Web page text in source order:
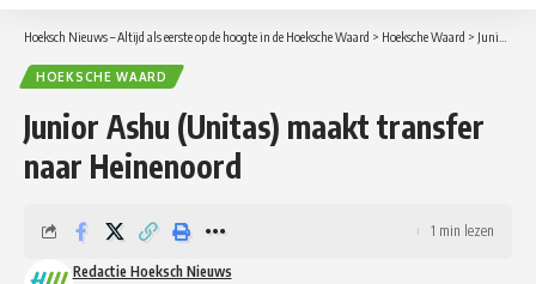
Hoeksch Nieuws – Altijd als eerste op de hoogte in de Hoeksche Waard > Hoeksche Waard > Junior Ashu (Unitas) maakt transfer naar Heinenoord
HOEKSCHE WAARD
Junior Ashu (Unitas) maakt transfer
naar Heinenoord
Redactie Hoeksch Nieuws
1 min lezen